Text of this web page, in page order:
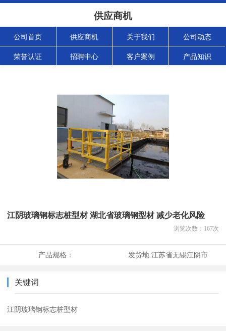
供应商机
公司首页 供应商机 关于我们 公司动态
荣誉认证 招聘中心 客户案例 产品知识
江阴玻璃钢标志桩型材 湖北省玻璃钢型材 减少老化风险
浏览次数： 167次
产品规格： 发货地:江苏省无锡江阴市
关键词
江阴玻璃钢标志桩型材